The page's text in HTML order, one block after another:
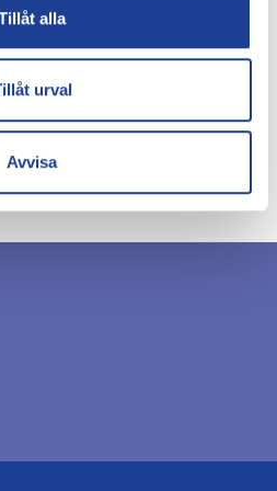
alla
urval
Avvisa
för 2022
03-27